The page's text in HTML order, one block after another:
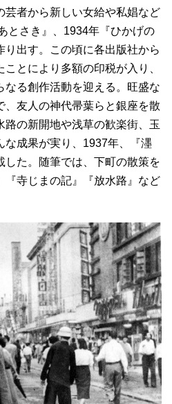
芸者から新しい女給や私娼など
とさき』、1934年『ひかげの
出す。この頃に各出版社から
とにより多額の印税が入り、
なる創作活動を迎える。旺盛な
、友人の神代帚葉らと銀座を散
の新開地や浅草の歓楽街、玉
な成果が実り、1937年、『濹
した。随筆では、下町の散策を
『寺じまの記』『放水路』など